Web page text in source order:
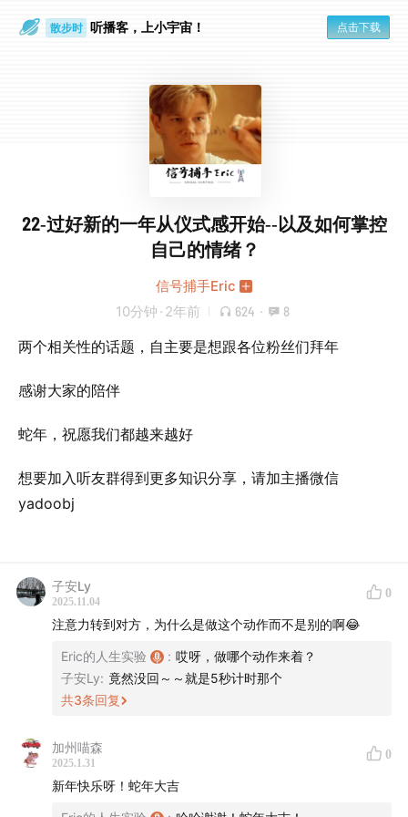
散步时 听播客，上小宇宙！ 点击下载
22-过好新的一年从仪式感开始--以及如何掌控
自己的情绪？
信号捕手Eric
10分钟 · 2年前 624 · 8
两个相关性的话题，自主要是想跟各位粉丝们拜年
感谢大家的陪伴
蛇年，祝愿我们都越来越好
想要加入听友群得到更多知识分享，请加主播微信
yadoobj
子安Ly
2025.11.04
0
注意力转到对方，为什么是做这个动作而不是别的啊😂
Eric的人生实验 : 哎呀，做哪个动作来着？
子安Ly: 竟然没回～～就是5秒计时那个
共3条回复
加州喵森
2025.1.31
0
新年快乐呀！蛇年大吉